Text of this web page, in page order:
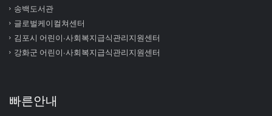
송백도서관
글로벌케이컬쳐센터
김포시 어린이∙사회복지급식관리지원센터
강화군 어린이∙사회복지급식관리지원센터
빠른안내